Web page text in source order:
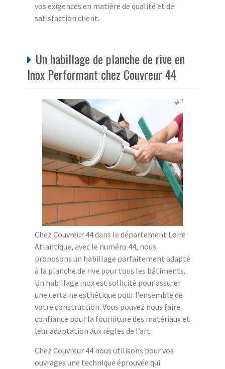
vos exigences en matière de qualité et de
satisfaction client.
Un habillage de planche de rive en
Inox Performant chez Couvreur 44
Chez Couvreur 44 dans le département Loire
Atlantique, avec le numéro 44, nous
proposons un habillage parfaitement adapté
à la planche de rive pour tous les bâtiments.
Un habillage inox est sollicité pour assurer
une certaine esthétique pour l’ensemble de
votre construction. Vous pouvez nous faire
confiance pour la fourniture des matériaux et
leur adaptation aux règles de l’art.
Chez Couvreur 44 nous utilisons pour vos
ouvrages une technique éprouvée qui